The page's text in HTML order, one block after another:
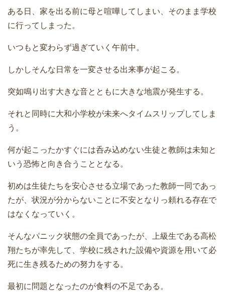
ある日、家を出る前に母と喧嘩してしまい、そのまま学校
に行ってしまった。
いつもと変わらず過ぎていく午前中。
しかしそんな日常を一変させる出来事が起こる。
突如鳴り出す大きな音とともに大きな地震が発生する。
それと同時に大和小学校が未来へタイムスリップしてしま
う。
何が起こったかすぐには呑み込めない生徒と教師は未知と
いう恐怖と向き合うこととなる。
初めは生徒たちを安心させる立場であった教師一同であっ
たが、状況が分からないことに不安となりっ頼れる存在で
はなくなっていく。
そんなパニック状態の全員であったが、上級生である高松
翔たちが率先して、学校に残された設備や資源を用いて必
死に生き残るための努力をする。
最初に問題となったのが食料の不足である。